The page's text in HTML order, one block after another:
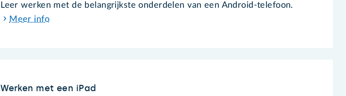
Leer werken met de belangrijkste onderdelen van een Android-telefoon.
Meer info
Werken met een iPad